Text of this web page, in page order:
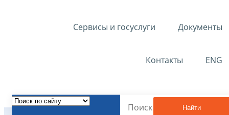
Сервисы и госуслуги Документы
Контакты ENG
Найти